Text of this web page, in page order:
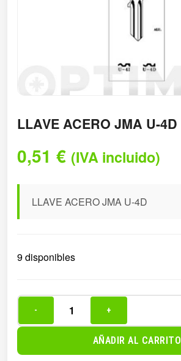
LLAVE ACERO JMA U-4D
0,51 € (IVA incluido)
LLAVE ACERO JMA U-4D
9 disponibles
ACERO
- +
AÑADIR AL CARRITO